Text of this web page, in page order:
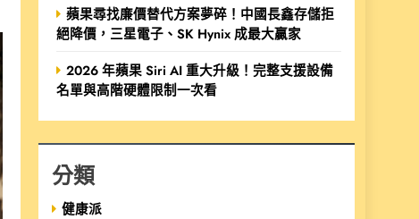
蘋果尋找廉價替代方案夢碎！中國長鑫存儲拒
絕降價，三星電子、SK Hynix 成最大贏家
2026 年蘋果 Siri AI 重大升級！完整支援設備
名單與高階硬體限制一次看
分類
健康派